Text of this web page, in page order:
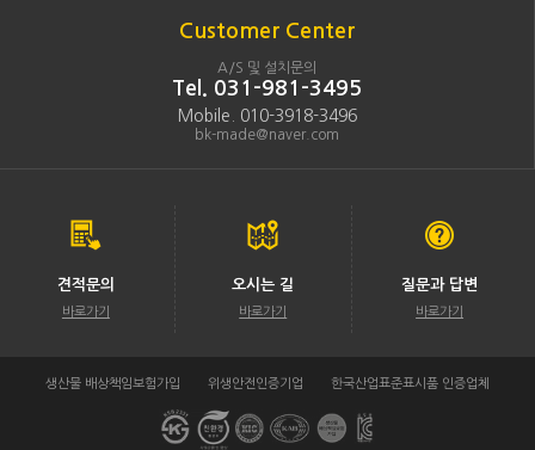
Customer Center
A/S 및 설치문의
Tel. 031-981-3495
Mobile. 010-3918-3496
bk-made@naver.com
견적문의
바로가기
오시는 길
바로가기
질문과 답변
바로가기
생산물 배상책임보험가입 위생안전인증기업 한국산업표준표시품 인증업체